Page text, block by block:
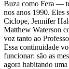
Buza como Fera —
nos anos 1990. Eles
Ciclope, Jennifer
Matthew Waterson
voz tanto ao
Essa continuidade
funcionar: são as
agora habitando